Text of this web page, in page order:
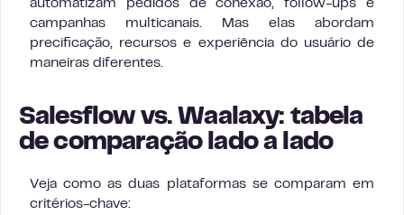
automatizam pedidos de conexão, follow-ups e
campanhas multicanais. Mas elas abordam
precificação, recursos e experiência do usuário de
maneiras diferentes.
Salesflow vs. Waalaxy: tabela
de comparação lado a lado
Veja como as duas plataformas se comparam em
critérios-chave: